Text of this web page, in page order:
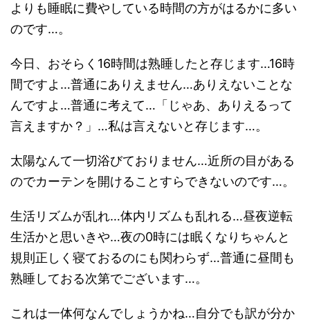
よりも睡眠に費やしている時間の方がはるかに多い
のです…。
今日、おそらく16時間は熟睡したと存じます…16時
間ですよ…普通にありえません…ありえないことな
んですよ…普通に考えて…「じゃあ、ありえるって
言えますか？」…私は言えないと存じます…。
太陽なんて一切浴びておりません…近所の目がある
のでカーテンを開けることすらできないのです…。
生活リズムが乱れ…体内リズムも乱れる…昼夜逆転
生活かと思いきや…夜の0時には眠くなりちゃんと
規則正しく寝ておるのにも関わらず…普通に昼間も
熟睡しておる次第でございます…。
これは一体何なんでしょうかね…自分でも訳が分か